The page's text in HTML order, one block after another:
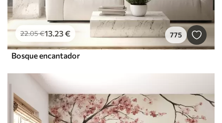
22.05€13.23€ 775
Bosque encantador